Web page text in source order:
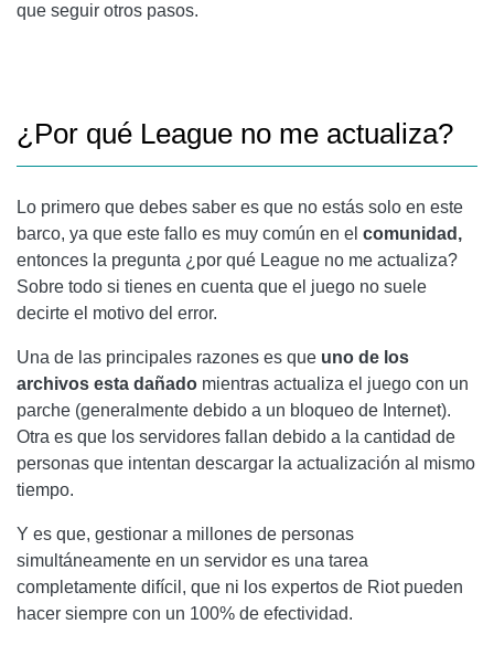
que seguir otros pasos.
¿Por qué League no me actualiza?
Lo primero que debes saber es que no estás solo en este
barco, ya que este fallo es muy común en el comunidad,
entonces la pregunta ¿por qué League no me actualiza?
Sobre todo si tienes en cuenta que el juego no suele
decirte el motivo del error.
Una de las principales razones es que uno de los
archivos esta dañado mientras actualiza el juego con un
parche (generalmente debido a un bloqueo de Internet).
Otra es que los servidores fallan debido a la cantidad de
personas que intentan descargar la actualización al mismo
tiempo.
Y es que, gestionar a millones de personas
simultáneamente en un servidor es una tarea
completamente difícil, que ni los expertos de Riot pueden
hacer siempre con un 100% de efectividad.